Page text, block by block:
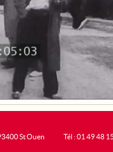
St Ouen
Tél : 01 49 48